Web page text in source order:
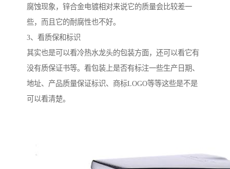
腐蚀现象，锌合金电镀相对来说它的质量会比较差一
些，而且它的耐腐性也不好。
3、看质保和标识
其实也是可以看冷热水龙头的包装方面，还可以看它有
没有质保证书等。看包装上是否有标注一些生产日期、
地址、产品质量保证标识、商标LOGO等等这些是不是
可以看清楚。